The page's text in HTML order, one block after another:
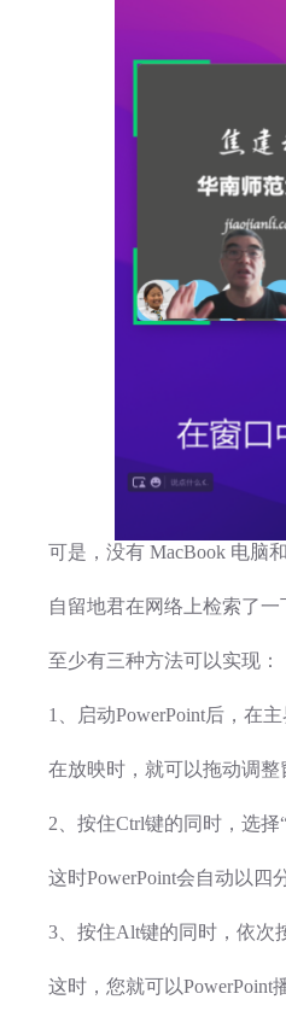
可是，没有 MacBook 电脑
自留地君在网络上检索了一
至少有三种方法可以实现：
1、启动PowerPoint后，在
在放映时，就可以拖动调整
2、按住Ctrl键的同时，选
这时PowerPoint会自动以四
3、按住Alt键的同时，依次
这时，您就可以PowerPoint